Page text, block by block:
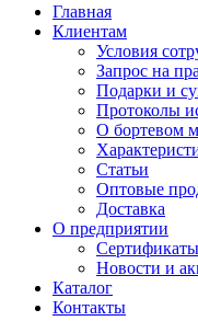
Главная
Клиентам
Условия
Запрос на
Подарки и
Протоколы
О бортевом
Статьи
Оптовые
Доставка
О предприятии
Новости и
Каталог
Контакты